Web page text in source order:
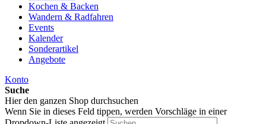
Kochen & Backen
Wandern & Radfahren
Events
Kalender
Sonderartikel
Angebote
Konto
Suche
Hier den ganzen Shop durchsuchen
Wenn Sie in dieses Feld tippen, werden Vorschläge in einer